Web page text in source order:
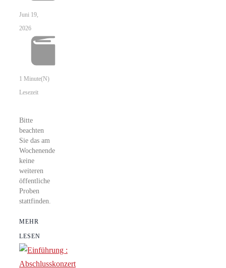
Juni 19,
2026
1 Minute(n)
Lesezeit
Bitte
beachten
Sie das am
Wochenende
keine
weiteren
öffentliche
Proben
stattfinden.
MEHR
LESEN